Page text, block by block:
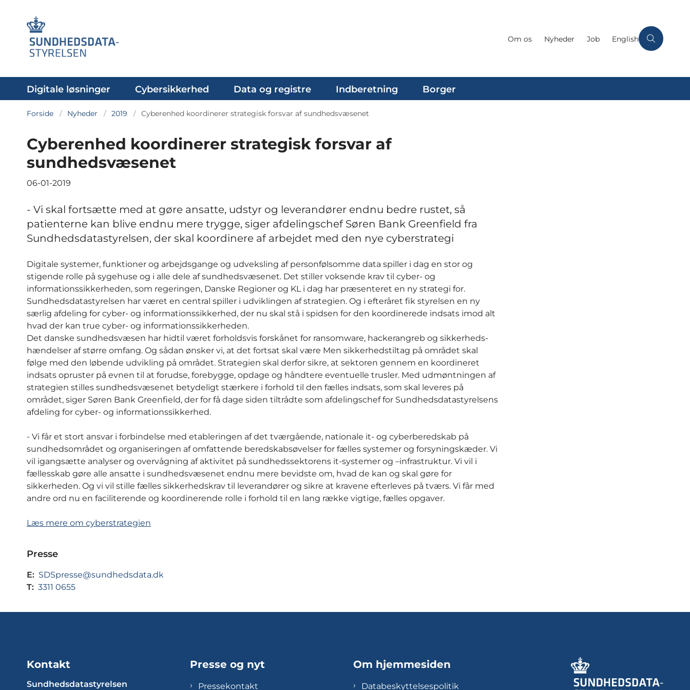
Om os Nyheder Job English
Digitale løsninger Cybersikkerhed Data og registre Indberetning Borger
Forside Nyheder 2019 Cyberenhed koordinerer strategisk forsvar af sundhedsvæsenet
Cyberenhed koordinerer strategisk forsvar af
sundhedsvæsenet
06-01-2019
- Vi skal fortsætte med at gøre ansatte, udstyr og leverandører endnu bedre rustet, så
patienterne kan blive endnu mere trygge, siger afdelingschef Søren Bank Greenfield fra
Sundhedsdatastyrelsen, der skal koordinere af arbejdet med den nye cyberstrategi
Digitale systemer, funktioner og arbejdsgange og udveksling af personfølsomme data spiller i dag en stor og
stigende rolle på sygehuse og i alle dele af sundhedsvæsenet. Det stiller voksende krav til cyber- og
informationssikkerheden, som regeringen, Danske Regioner og KL i dag har præsenteret en ny strategi for.
Sundhedsdatastyrelsen har været en central spiller i udviklingen af strategien. Og i efteråret fik styrelsen en ny
særlig afdeling for cyber- og informationssikkerhed, der nu skal stå i spidsen for den koordinerede indsats imod alt
hvad der kan true cyber- og informationssikkerheden.
Det danske sundhedsvæsen har hidtil været forholdsvis forskånet for ransomware, hackerangreb og sikkerheds-
hændelser af større omfang. Og sådan ønsker vi, at det fortsat skal være Men sikkerhedstiltag på området skal
følge med den løbende udvikling på området. Strategien skal derfor sikre, at sektoren gennem en koordineret
indsats opruster på evnen til at forudse, forebygge, opdage og håndtere eventuelle trusler. Med udmøntningen af
strategien stilles sundhedsvæsenet betydeligt stærkere i forhold til den fælles indsats, som skal leveres på
området, siger Søren Bank Greenfield, der for få dage siden tiltrådte som afdelingschef for Sundhedsdatastyrelsens
afdeling for cyber- og informationssikkerhed.
- Vi får et stort ansvar i forbindelse med etableringen af det tværgående, nationale it- og cyberberedskab på
sundhedsområdet og organiseringen af omfattende beredskabsøvelser for fælles systemer og forsyningskæder. Vi
vil igangsætte analyser og overvågning af aktivitet på sundhedssektorens it-systemer og –infrastruktur. Vi vil i
fællesskab gøre alle ansatte i sundhedsvæsenet endnu mere bevidste om, hvad de kan og skal gøre for
sikkerheden. Og vi vil stille fælles sikkerhedskrav til leverandører og sikre at kravene efterleves på tværs. Vi får med
andre ord nu en faciliterende og koordinerende rolle i forhold til en lang række vigtige, fælles opgaver.
Læs mere om cyberstrategien
Presse
E: SDSpresse@sundhedsdata.dk
T: 3311 0655
Kontakt
Sundhedsdatastyrelsen
Presse og nyt
Pressekontakt
Om hjemmesiden
Databeskyttelsespolitik